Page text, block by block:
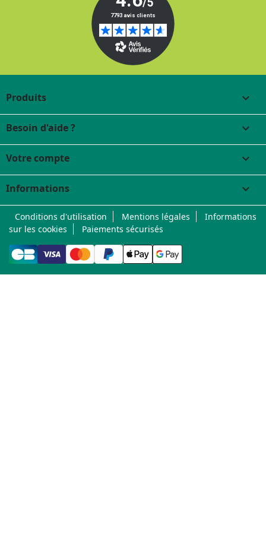
Produits 
Besoin d'aide ? 
Votre compte 
Informations keyboard_arrow_down
Conditions d'utilisation Mentions légales
Informations
sur les cookies
Paiements sécurisés